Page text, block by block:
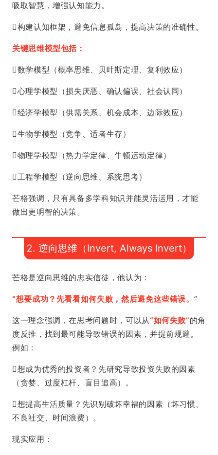
吸取智慧，增强认知能力。
构建认知框架，避免信息孤岛，提高决策的准确性。
关键思维模型包括：
数学模型（概率思维、贝叶斯定理、复利效应）
心理学模型（损失厌恶、确认偏误、社会认同）
经济学模型（供需关系、机会成本、边际效应）
生物学模型（竞争、适者生存）
物理学模型（热力学定律、牛顿运动定律）
工程学模型（逆向思维、系统思考）
芒格强调，只有具备多学科知识并能灵活运用，才能
做出更明智的决策。
2. 逆向思维（Invert, Always Invert）
芒格是逆向思维的忠实信徒，他认为：
“想要成功？先看看如何失败，然后避免这些错误。 ”
这一理念强调，在思考问题时，可以从“如何失败”的角
度反推，找到最可能导致错误的因素，并提前规避。
例如：
想成为优秀的投资者？先研究导致投资失败的因素
（贪婪、过度杠杆、盲目追高）。
想提高生活质量？先识别破坏幸福的因素（坏习惯、
不良社交、时间浪费）。
现实应用：